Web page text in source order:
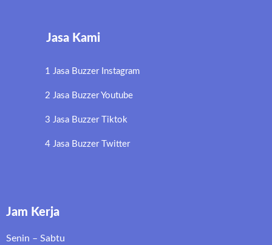
Jasa Kami
1 Jasa Buzzer Instagram
2 Jasa Buzzer Youtube
3 Jasa Buzzer Tiktok
4 Jasa Buzzer Twitter
Jam Kerja
Senin – Sabtu